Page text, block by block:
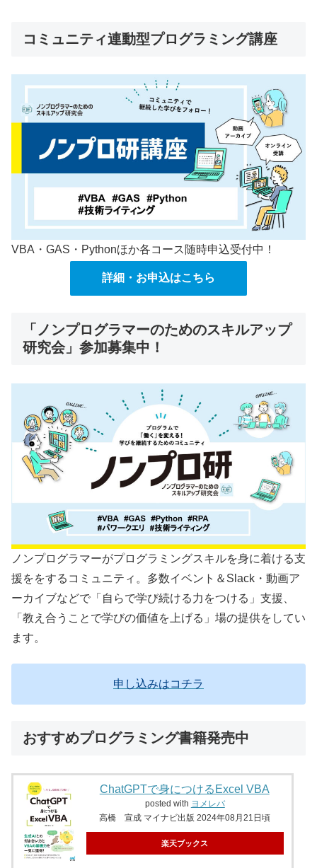
コミュニティ連動型プログラミング講座
VBA・GAS・Pythonほか各コース随時申込受付中！
詳細・お申込はこちら
「ノンプログラマーのためのスキルアップ
研究会」参加募集中！
ノンプログラマーがプログラミングスキルを身に着ける支
援ををするコミュニティ。多数イベント＆Slack・動画ア
ーカイブなどで「自らで学び続ける力をつける」支援、
「教え合うことで学びの価値を上げる」場の提供をしてい
ます。
申し込みはコチラ
おすすめプログラミング書籍発売中
ChatGPTで身につけるExcel VBA
posted with ヨメレバ
高橋 宣成 マイナビ出版 2024年08月21日頃
楽天ブックス